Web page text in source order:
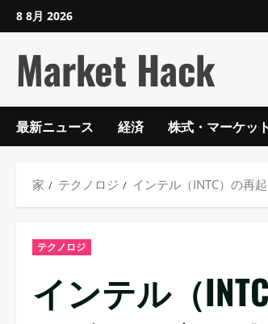
ン
8 8月 2026
Market Hack
最新ニュース 経済 株式・マーケット
家 テクノロジ インテル（INTC）の再
テクノロジ
インテル（